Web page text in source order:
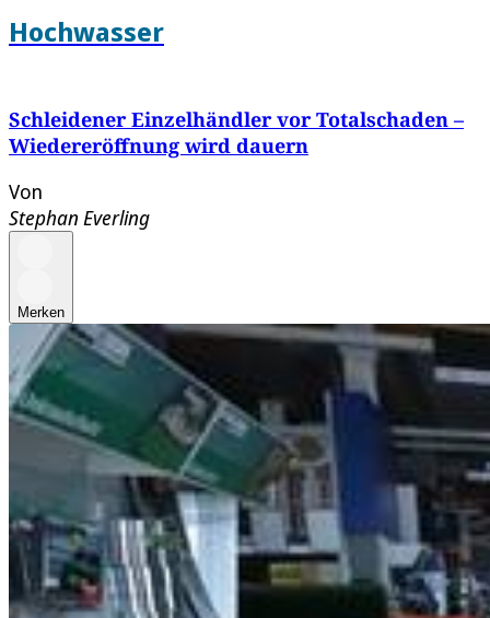
Hochwasser
Schleidener Einzelhändler vor Totalschaden –
Wiedereröffnung wird dauern
Von
Stephan Everling
Merken